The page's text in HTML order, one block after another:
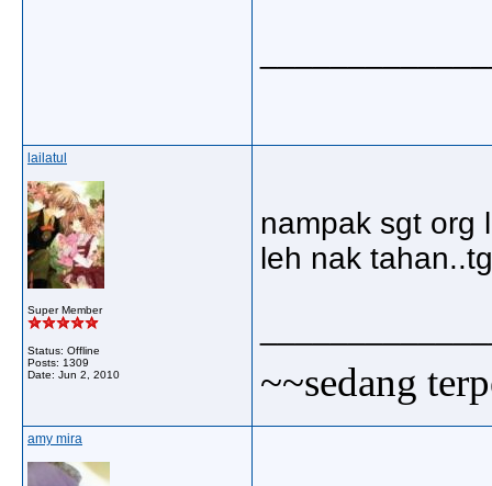
lailatul
Super Member
Status: Offline
Posts: 1309
Date: Jun 2, 2010
nampak sgt org
leh nak
~~sedang
amy mira